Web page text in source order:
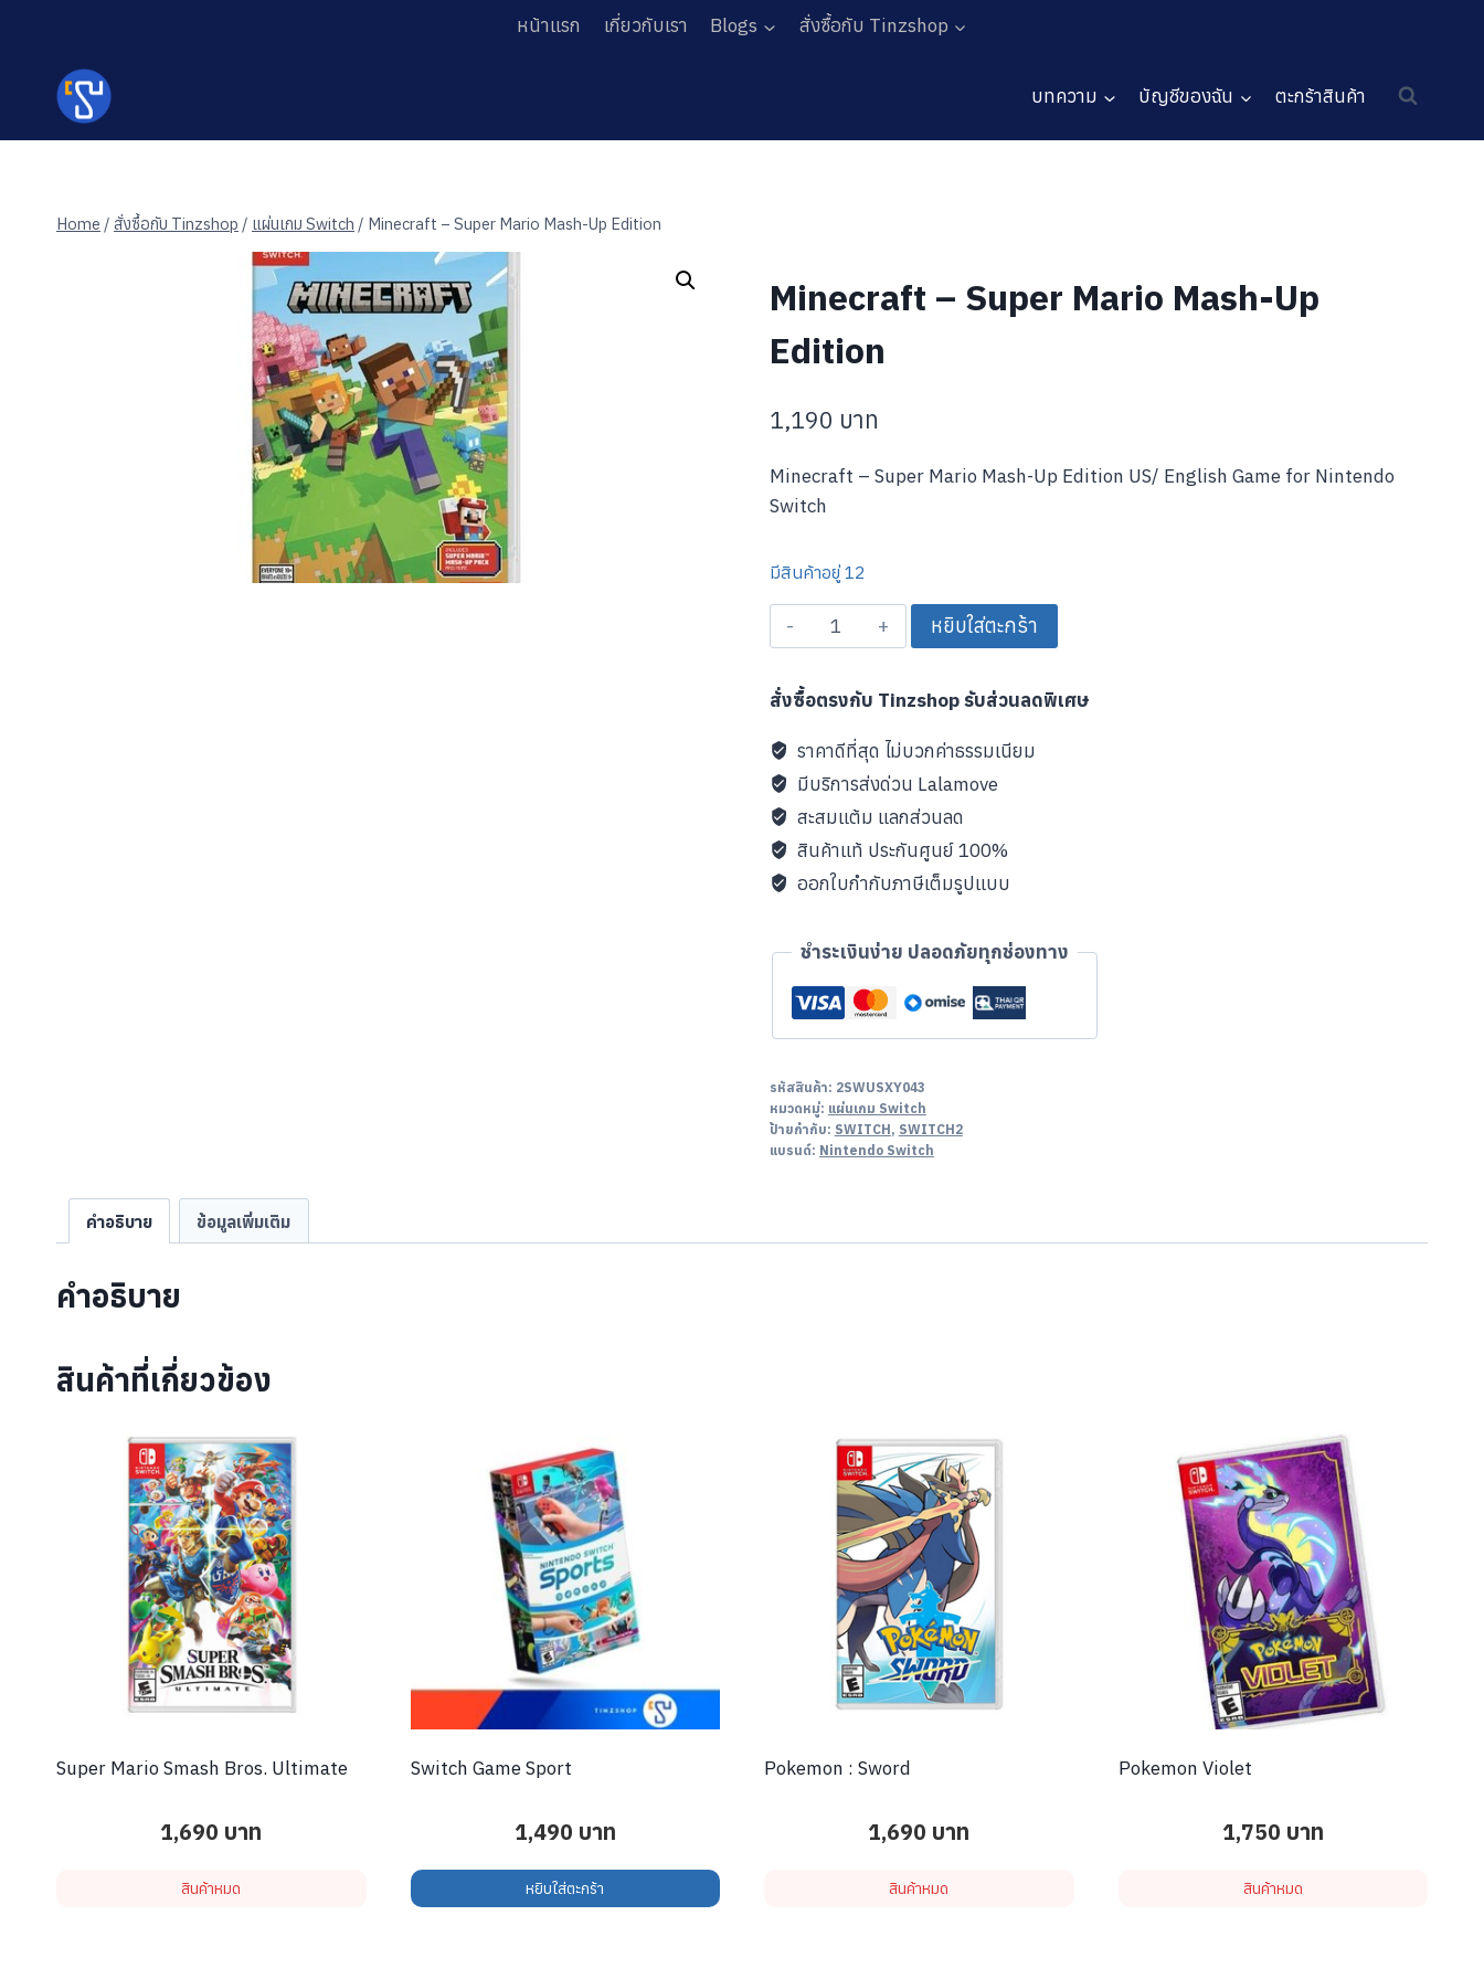
content
หน้าแรก เกี่ยวกับเรา Blogs สั่งซื้อกับ Tinzshop
บทความ บัญชีของฉัน ตะกร้าสินค้า
Home / สั่งซื้อกับ Tinzshop / แผ่นเกม Switch / Minecraft – Super Mario Mash-Up Edition
Minecraft – Super Mario Mash-Up
Edition
1,190 บาท
Minecraft – Super Mario Mash-Up Edition US/ English Game for Nintendo
Switch
มีสินค้าอยู่ 12
จำนวน
Minecraft
Super
Mario
Mash-
Up
Edition
ชิ้น
หยิบใส่ตะกร้า
สั่งซื้อตรงกับ Tinzshop รับส่วนลดพิเศษ
ราคาดีที่สุด ไม่บวกค่าธรรมเนียม
มีบริการส่งด่วน Lalamove
สะสมแต้ม แลกส่วนลด
สินค้าแท้ ประกันศูนย์ 100%
ออกใบกำกับภาษีเต็มรูปแบบ
ชำระเงินง่าย ปลอดภัยทุกช่องทาง
รหัสสินค้า: 2SWUSXY043
หมวดหมู่: แผ่นเกม Switch
ป้ายกำกับ: SWITCH, SWITCH2
แบรนด์: Nintendo Switch
คำอธิบาย ข้อมูลเพิ่มเติม
คำอธิบาย
สินค้าที่เกี่ยวข้อง
Super Mario Smash Bros. Ultimate
1,690 บาท
สินค้าหมด
Switch Game Sport
1,490 บาท
หยิบใส่ตะกร้า
Pokemon : Sword
1,690 บาท
สินค้าหมด
Pokemon Violet
1,750 บาท
สินค้าหมด